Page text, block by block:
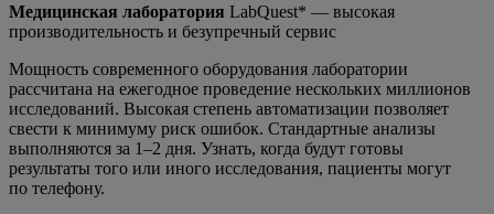
Медицинская лаборатория LabQuest* — высокая
производительность и безупречный сервис
Мощность современного оборудования лаборатории
рассчитана на ежегодное проведение нескольких миллионов
исследований. Высокая степень автоматизации позволяет
свести к минимуму риск ошибок. Стандартные анализы
выполняются за 1–2 дня. Узнать, когда будут готовы
результаты того или иного исследования, пациенты могут
по телефону.